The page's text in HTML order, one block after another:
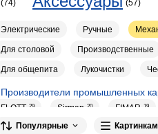
(74) (57)
Электрические Ручные
Для столовой Производственные
Для общепита Лукочистки
Производители промышленных
FLOTT 29 Sirman 20 FIMAR 19
OZTI 9 Abat 9 CanCan 9
Популярные